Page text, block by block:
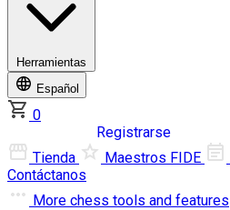
Herramientas
Español
0
Registrarse
Tienda
Maestros FIDE
Contáctanos
More chess tools and features